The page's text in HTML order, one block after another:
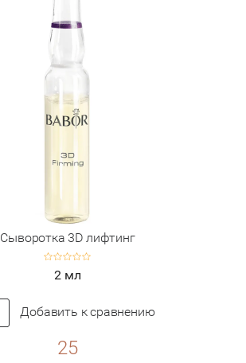
Сыворотка 3D лифтинг
2 мл
Добавить к сравнению
25